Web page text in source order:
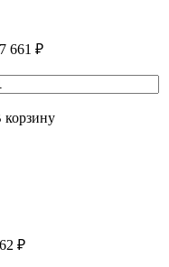
661 ₽
корзину
₽